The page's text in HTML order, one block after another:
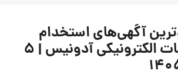
آگهی‌های استخدام
توسعه خدمات الکترونیکی آدونیس | 5